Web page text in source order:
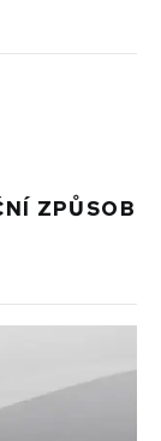
ZPŮSOB